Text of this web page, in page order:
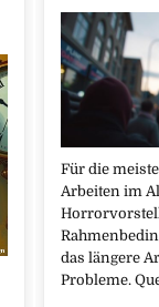
Für die
Arbeiten im
das längere
Probleme.